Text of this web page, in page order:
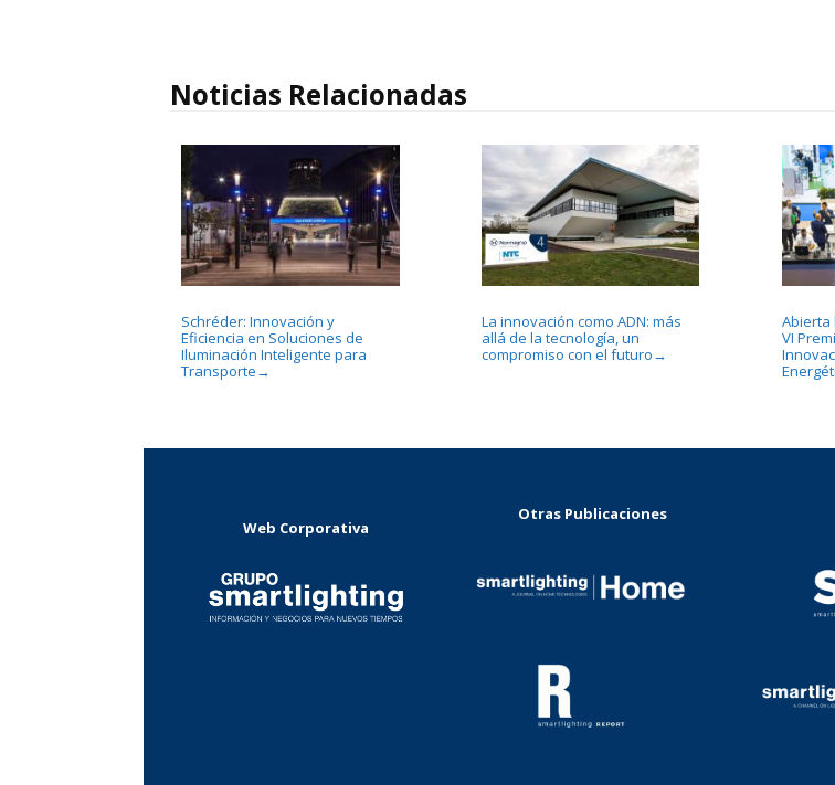
Noticias Relacionadas
Schréder: Innovación y
Eficiencia en Soluciones de
Iluminación Inteligente para
Transporte →
La innovación como ADN: más
allá de la tecnología, un
compromiso con el futuro →
Abierta
VI
Web Corporativa
Otras Publicaciones